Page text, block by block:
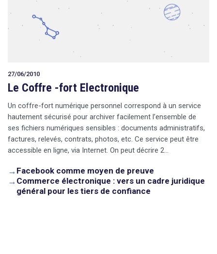
27/06/2010
Le Coffre -fort Electronique
Un coffre-fort numérique personnel correspond à un service
hautement sécurisé pour archiver facilement l’ensemble de
ses fichiers numériques sensibles : documents administratifs,
factures, relevés, contrats, photos, etc. Ce service peut être
accessible en ligne, via Internet. On peut décrire 2…
→ Facebook comme moyen de preuve
→ Commerce électronique : vers un cadre juridique
général pour les tiers de confiance